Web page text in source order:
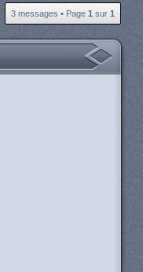
3 messages • Page 1 sur 1